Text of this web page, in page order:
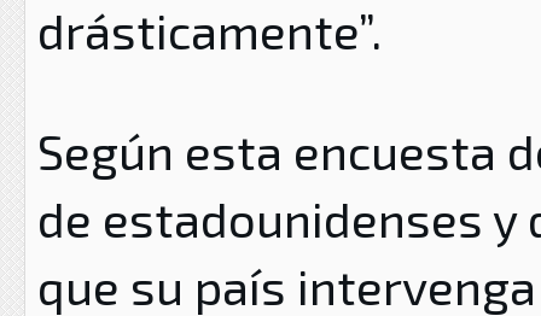
drásticamente”.
Según esta encuesta
de estadounidenses y
que su país